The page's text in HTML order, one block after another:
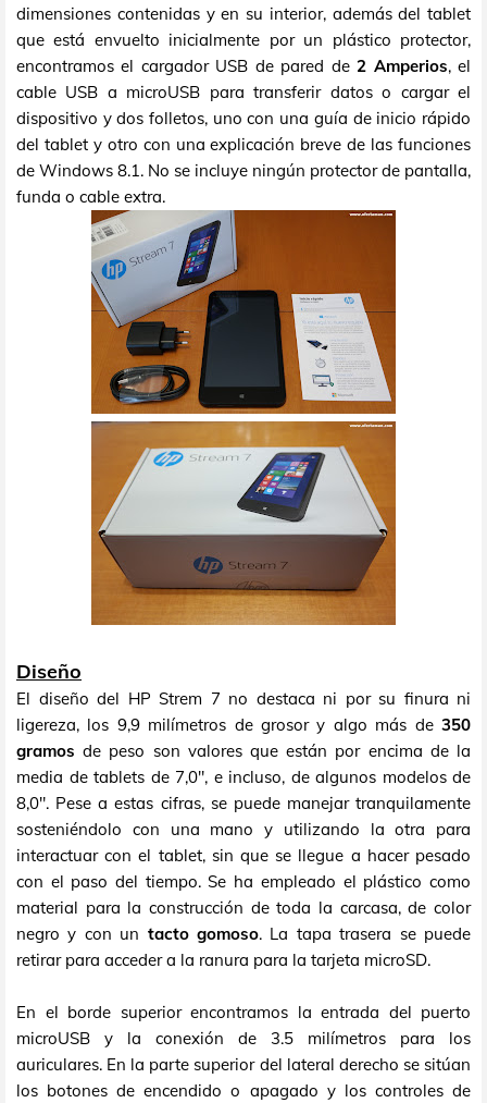
dimensiones contenidas y en su interior, además del tablet
que está envuelto inicialmente por un plástico protector,
encontramos el cargador USB de pared de2 Amperios, el
cable USB a microUSB para transferir datos o cargar el
dispositivo y dos folletos, uno con una guía de inicio rápido
del tablet y otro con una explicación breve de las funciones
de Windows 8.1. No se incluye ningún protector de pantalla,
funda o cable extra.
Diseño
El diseño del HP Strem 7 no destaca ni por su finura ni
ligereza, los 9,9 milímetros de grosor y algo más de 350
gramos de peso son valores que están por encima de la
media de tablets de 7,0", e incluso, de algunos modelos de
8,0". Pese a estas cifras, se puede manejar tranquilamente
sosteniéndolo con una mano y utilizando la otra para
interactuar con el tablet, sin que se llegue a hacer pesado
con el paso del tiempo. Se ha empleado el plástico como
material para la construcción de toda la carcasa, de color
negro y con un tacto gomoso. La tapa trasera se puede
retirar para acceder a la ranura para la tarjeta microSD.
En el borde superior encontramos la entrada del puerto
microUSB y la conexión de 3.5 milímetros para los
auriculares. En la parte superior del lateral derecho se sitúan
los botones de encendido o apagado y los controles de